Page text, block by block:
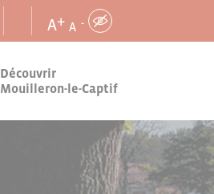
A+ A -
Découvrir
Mouilleron-le-Captif